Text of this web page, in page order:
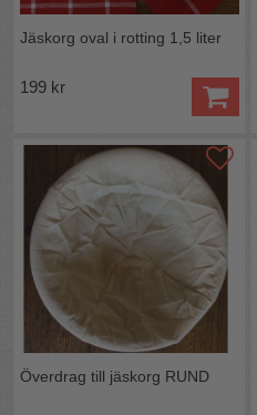
Jäskorg oval i rotting 1,5 liter
199 kr
Överdrag till jäskorg RUND